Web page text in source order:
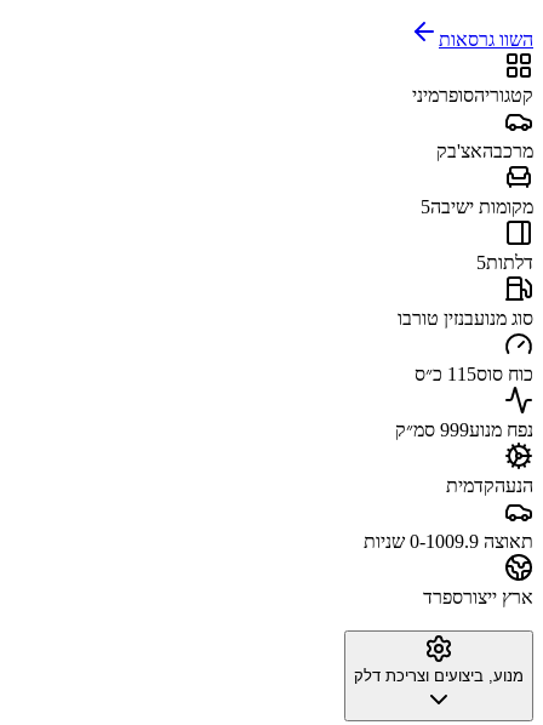
השוו גרסאות
קטגוריהסופרמיני
מרכבהאצ'בק
מקומות ישיבה5
דלתות5
סוג מנועבנזין טורבו
כוח סוס115 כ״ס
נפח מנוע999 סמ״ק
הנעהקדמית
תאוצה 0-100 9.9 שניות
ארץ ייצורספרד
מנוע, ביצועים וצריכת דלק